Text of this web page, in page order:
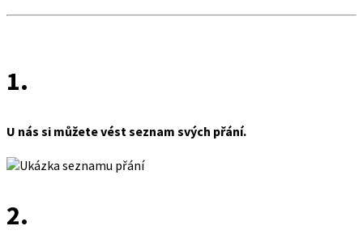
1.
U nás si můžete vést seznam svých přání.
2.